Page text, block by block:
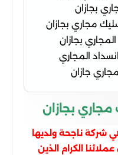
بجازان
مجاري بجازان
بجازان
المجاري
جازان
بجازان
شركة ناجحة ولديها
الكرام الذين